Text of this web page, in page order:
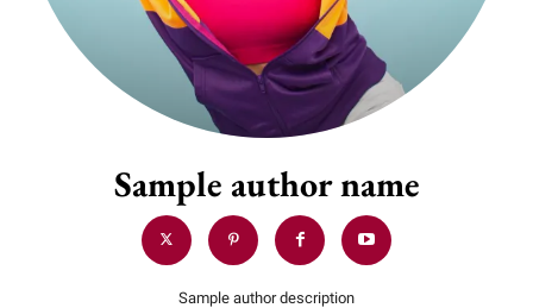
Sample author name
Sample author description